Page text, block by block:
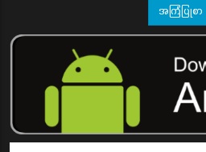
အကြံပြုစာ